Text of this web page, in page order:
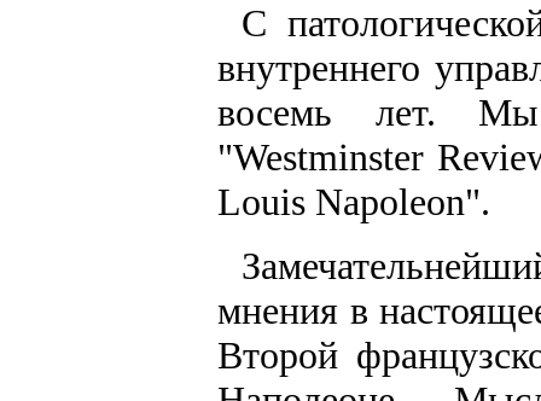
С
внутреннего
восемь лет. Мы
"Westminster
Louis Napoleon".
мнения в
Второй